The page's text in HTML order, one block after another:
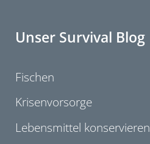
Unser Survival Blog
Fischen
Krisenvorsorge
Lebensmittel konservieren